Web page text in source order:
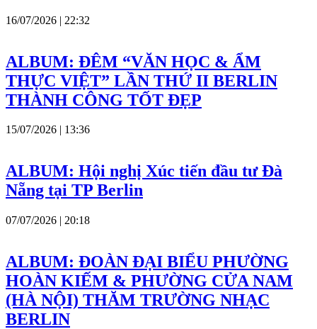
16/07/2026 | 22:32
ALBUM: ĐÊM “VĂN HỌC & ẨM
THỰC VIỆT” LẦN THỨ II BERLIN
THÀNH CÔNG TỐT ĐẸP
15/07/2026 | 13:36
ALBUM: Hội nghị Xúc tiến đầu tư Đà
Nẵng tại TP Berlin
07/07/2026 | 20:18
ALBUM: ĐOÀN ĐẠI BIỂU PHƯỜNG
HOÀN KIẾM & PHƯỜNG CỬA NAM
(HÀ NỘI) THĂM TRƯỜNG NHẠC
BERLIN